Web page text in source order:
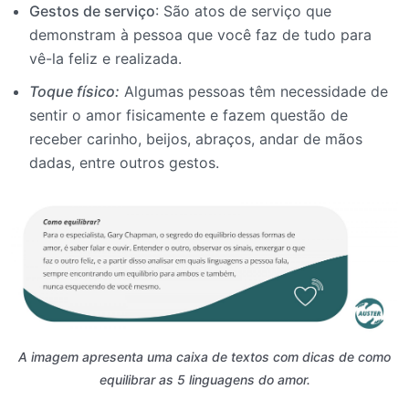
Gestos de serviço: São atos de serviço que
demonstram à pessoa que você faz de tudo para
vê-la feliz e realizada.
Toque físico: Algumas pessoas têm necessidade de
sentir o amor fisicamente e fazem questão de
receber carinho, beijos, abraços, andar de mãos
dadas, entre outros gestos.
A imagem apresenta uma caixa de textos com dicas de como
equilibrar as 5 linguagens do amor.